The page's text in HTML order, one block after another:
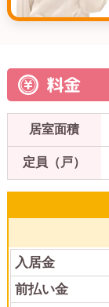
料金
居室面積
定員（戸）
入居金
前払い金